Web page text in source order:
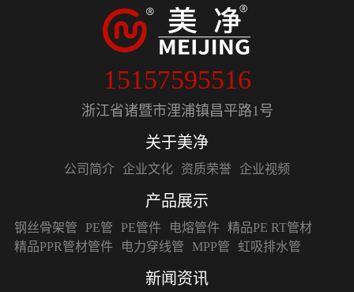
15157595516
浙江省诸暨市浬浦镇昌平路1号
关于美净
公司简介 企业文化 资质荣誉 企业视频
产品展示
钢丝骨架管 PE管 PE管件 电熔管件 精品PE RT管材
精品PPR管材管件
电力穿线管 MPP管 虹吸排水管
新闻资讯